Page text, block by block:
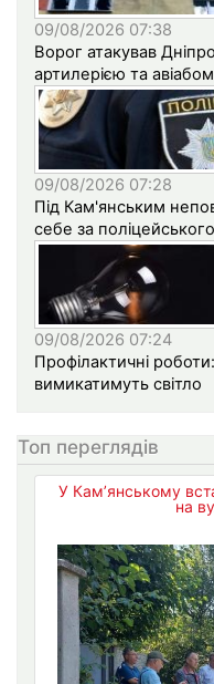
09/08/2026 07:38
Ворог атакував
артилерією та
09/08/2026 07:28
Під Кам'янським
себе за
09/08/2026 07:24
Профілактичні
вимикатимуть світло
Топ переглядів
У Кам’янському
на